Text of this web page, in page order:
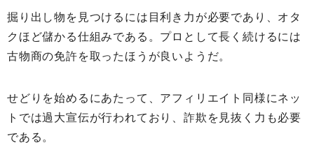
掘り出し物を見つけるには目利き力が必要であり、オタ
クほど儲かる仕組みである。プロとして長く続けるには
古物商の免許を取ったほうが良いようだ。
せどりを始めるにあたって、アフィリエイト同様にネッ
トでは過大宣伝が行われており、詐欺を見抜く力も必要
である。